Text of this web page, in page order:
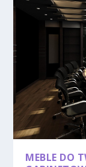
MEBLE DO